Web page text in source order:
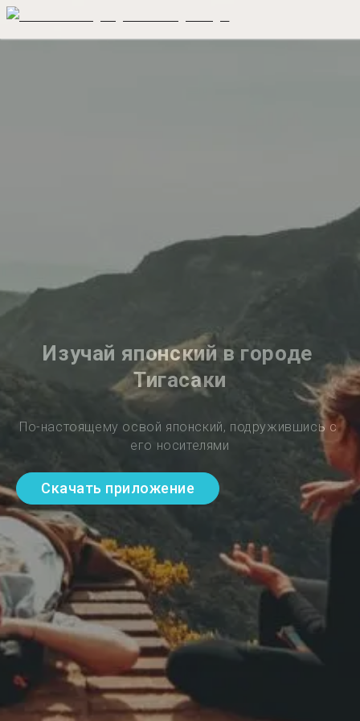
Изучай японский в городе
Тигасаки
По-настоящему освой японский, подружившись с
его носителями
Скачать приложение